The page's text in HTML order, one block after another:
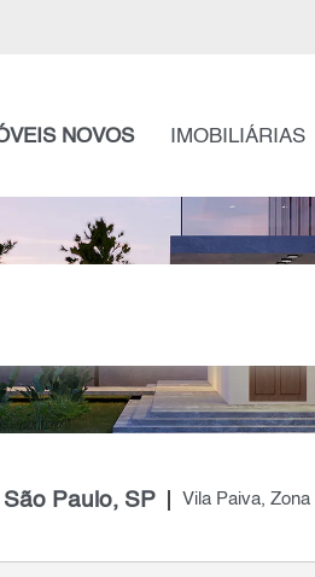
NOVOS IMOBILIÁRIAS
Paulo, SP Vila Paiva, Zona